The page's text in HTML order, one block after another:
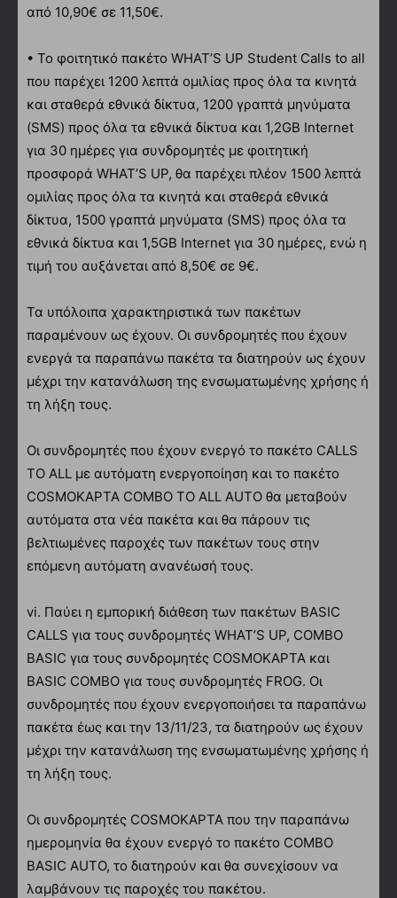
από 10,90€ σε 11,50€.
• Το φοιτητικό πακέτο WHAT’S UP Student Calls to all
που παρέχει 1200 λεπτά ομιλίας προς όλα τα κινητά
και σταθερά εθνικά δίκτυα, 1200 γραπτά μηνύματα
(SMS) προς όλα τα εθνικά δίκτυα και 1,2GB Internet
για 30 ημέρες για συνδρομητές με φοιτητική
προσφορά WHAT’S UP, θα παρέχει πλέον 1500 λεπτά
ομιλίας προς όλα τα κινητά και σταθερά εθνικά
δίκτυα, 1500 γραπτά μηνύματα (SMS) προς όλα τα
εθνικά δίκτυα και 1,5GB Internet για 30 ημέρες, ενώ η
τιμή του αυξάνεται από 8,50€ σε 9€.
Τα υπόλοιπα χαρακτηριστικά των πακέτων
παραμένουν ως έχουν. Οι συνδρομητές που έχουν
ενεργά τα παραπάνω πακέτα τα διατηρούν ως έχουν
μέχρι την κατανάλωση της ενσωματωμένης χρήσης ή
τη λήξη τους.
Οι συνδρομητές που έχουν ενεργό το πακέτο CALLS
TO ALL με αυτόματη ενεργοποίηση και το πακέτο
COSMOΚΑΡΤΑ COMBO TO ALL AUTO θα μεταβούν
αυτόματα στα νέα πακέτα και θα πάρουν τις
βελτιωμένες παροχές των πακέτων τους στην
επόμενη αυτόματη ανανέωσή τους.
vi. Παύει η εμπορική διάθεση των πακέτων ΒΑSIC
CALLS για τους συνδρομητές WHAT’S UP, COMBO
BASIC για τους συνδρομητές COSMOΚΑΡΤΑ και
BASIC COMBO για τους συνδρομητές FROG. Οι
συνδρομητές που έχουν ενεργοποιήσει τα παραπάνω
πακέτα έως και την 13/11/23, τα διατηρούν ως έχουν
μέχρι την κατανάλωση της ενσωματωμένης χρήσης ή
τη λήξη τους.
Οι συνδρομητές COSMOΚΑΡΤΑ που την παραπάνω
ημερομηνία θα έχουν ενεργό το πακέτο COMBO
BASIC AUTO, το διατηρούν και θα συνεχίσουν να
λαμβάνουν τις παροχές του πακέτου.